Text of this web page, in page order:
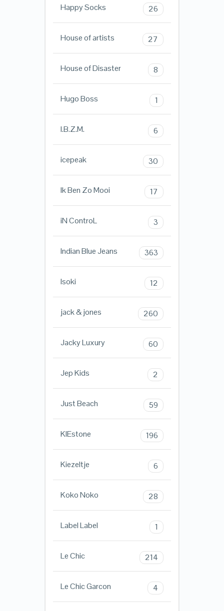
Happy Socks 26
House of artists 27
House of Disaster 8
Hugo Boss 1
I.B.Z.M. 6
icepeak 30
Ik Ben Zo Mooi 17
iN ControL 3
Indian Blue Jeans 363
Isoki 12
jack & jones 260
Jacky Luxury 60
Jep Kids 2
Just Beach 59
KIEstone 196
Kiezeltje 6
Koko Noko 28
Label Label 1
Le Chic 214
Le Chic Garcon 4